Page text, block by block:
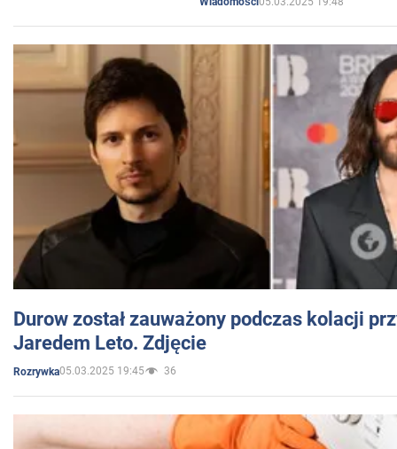
Durow został zauważony podczas kolacji
Jaredem Leto. Zdjęcie
Rozrywka05.03.2025 19:45 36